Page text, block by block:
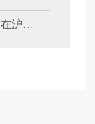
WDCC 2025首届国际设计科学大会在沪举办